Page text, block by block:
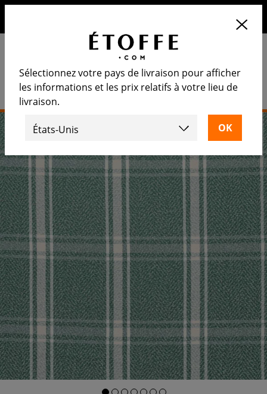
Sélectionnez votre pays de livraison pour afficher
les informations et les prix relatifs à votre lieu de
livraison.